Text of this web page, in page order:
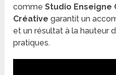
commeStudio Enseigne
Créative garantit un
et un résultat à la hauteur
pratiques.